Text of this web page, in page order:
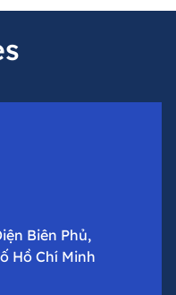
Biên Phủ,
Hồ Chí Minh